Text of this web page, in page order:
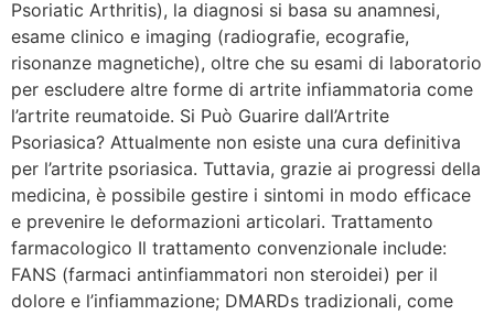
Psoriatic Arthritis), la diagnosi si basa su anamnesi,
esame clinico e imaging (radiografie, ecografie,
risonanze magnetiche), oltre che su esami di laboratorio
per escludere altre forme di artrite infiammatoria come
l’artrite reumatoide. Si Può Guarire dall’Artrite
Psoriasica? Attualmente non esiste una cura definitiva
per l’artrite psoriasica. Tuttavia, grazie ai progressi della
medicina, è possibile gestire i sintomi in modo efficace
e prevenire le deformazioni articolari. Trattamento
farmacologico Il trattamento convenzionale include:
FANS (farmaci antinfiammatori non steroidei) per il
dolore e l’infiammazione; DMARDs tradizionali, come